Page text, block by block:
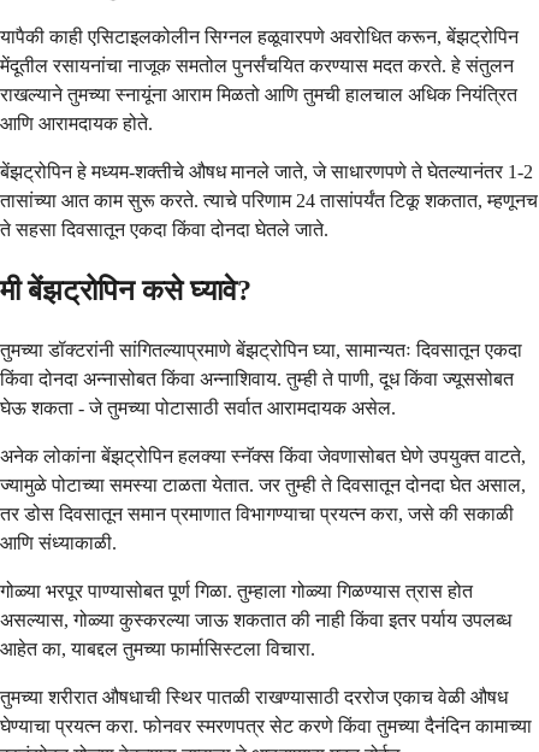
यापैकी काही एसिटाइलकोलीन सिग्नल हळूवारपणे अवरोधित करून, बेंझट्रोपिन
मेंदूतील रसायनांचा नाजूक समतोल पुनर्संचयित करण्यास मदत करते. हे संतुलन
राखल्याने तुमच्या स्नायूंना आराम मिळतो आणि तुमची हालचाल अधिक नियंत्रित
आणि आरामदायक होते.
बेंझट्रोपिन हे मध्यम-शक्तीचे औषध मानले जाते, जे साधारणपणे ते घेतल्यानंतर 1-2
तासांच्या आत काम सुरू करते. त्याचे परिणाम 24 तासांपर्यंत टिकू शकतात, म्हणूनच
ते सहसा दिवसातून एकदा किंवा दोनदा घेतले जाते.
मी बेंझट्रोपिन कसे घ्यावे?
तुमच्या डॉक्टरांनी सांगितल्याप्रमाणे बेंझट्रोपिन घ्या, सामान्यतः दिवसातून एकदा
किंवा दोनदा अन्नासोबत किंवा अन्नाशिवाय. तुम्ही ते पाणी, दूध किंवा ज्यूससोबत
घेऊ शकता - जे तुमच्या पोटासाठी सर्वात आरामदायक असेल.
अनेक लोकांना बेंझट्रोपिन हलक्या स्नॅक्स किंवा जेवणासोबत घेणे उपयुक्त वाटते,
ज्यामुळे पोटाच्या समस्या टाळता येतात. जर तुम्ही ते दिवसातून दोनदा घेत असाल,
तर डोस दिवसातून समान प्रमाणात विभागण्याचा प्रयत्न करा, जसे की सकाळी
आणि संध्याकाळी.
गोळ्या भरपूर पाण्यासोबत पूर्ण गिळा. तुम्हाला गोळ्या गिळण्यास त्रास होत
असल्यास, गोळ्या कुस्करल्या जाऊ शकतात की नाही किंवा इतर पर्याय उपलब्ध
आहेत का, याबद्दल तुमच्या फार्मासिस्टला विचारा.
तुमच्या शरीरात औषधाची स्थिर पातळी राखण्यासाठी दररोज एकाच वेळी औषध
घेण्याचा प्रयत्न करा. फोनवर स्मरणपत्र सेट करणे किंवा तुमच्या दैनंदिन कामाच्या